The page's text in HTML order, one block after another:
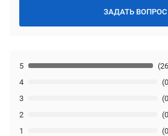
ЗАДАТЬ ВОПРОС
1
2
3
4
5